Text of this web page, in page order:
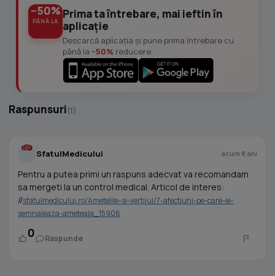
−50%
PÂNĂ LA
Prima ta întrebare, mai ieftin în
aplicație
Descarcă aplicația și pune prima întrebare cu
până la −50% reducere.
Raspunsuri(1)
SfatulMedicului acum 8 ani
Pentru a putea primi un raspuns adecvat va recomandam
sa mergeti la un control medical. Articol de interes:
//sfatulmedicului.ro/Ametelile-si-vertijul/7-afectiuni-pe-care-le-
semnaleaza-ameteala_15906
0 Raspunde